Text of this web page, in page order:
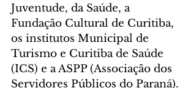
Juventude, da Saúde, a
Fundação Cultural de Curitiba,
os institutos Municipal de
Turismo e Curitiba de Saúde
(ICS) e a ASPP (Associação dos
Servidores Públicos do Paraná).